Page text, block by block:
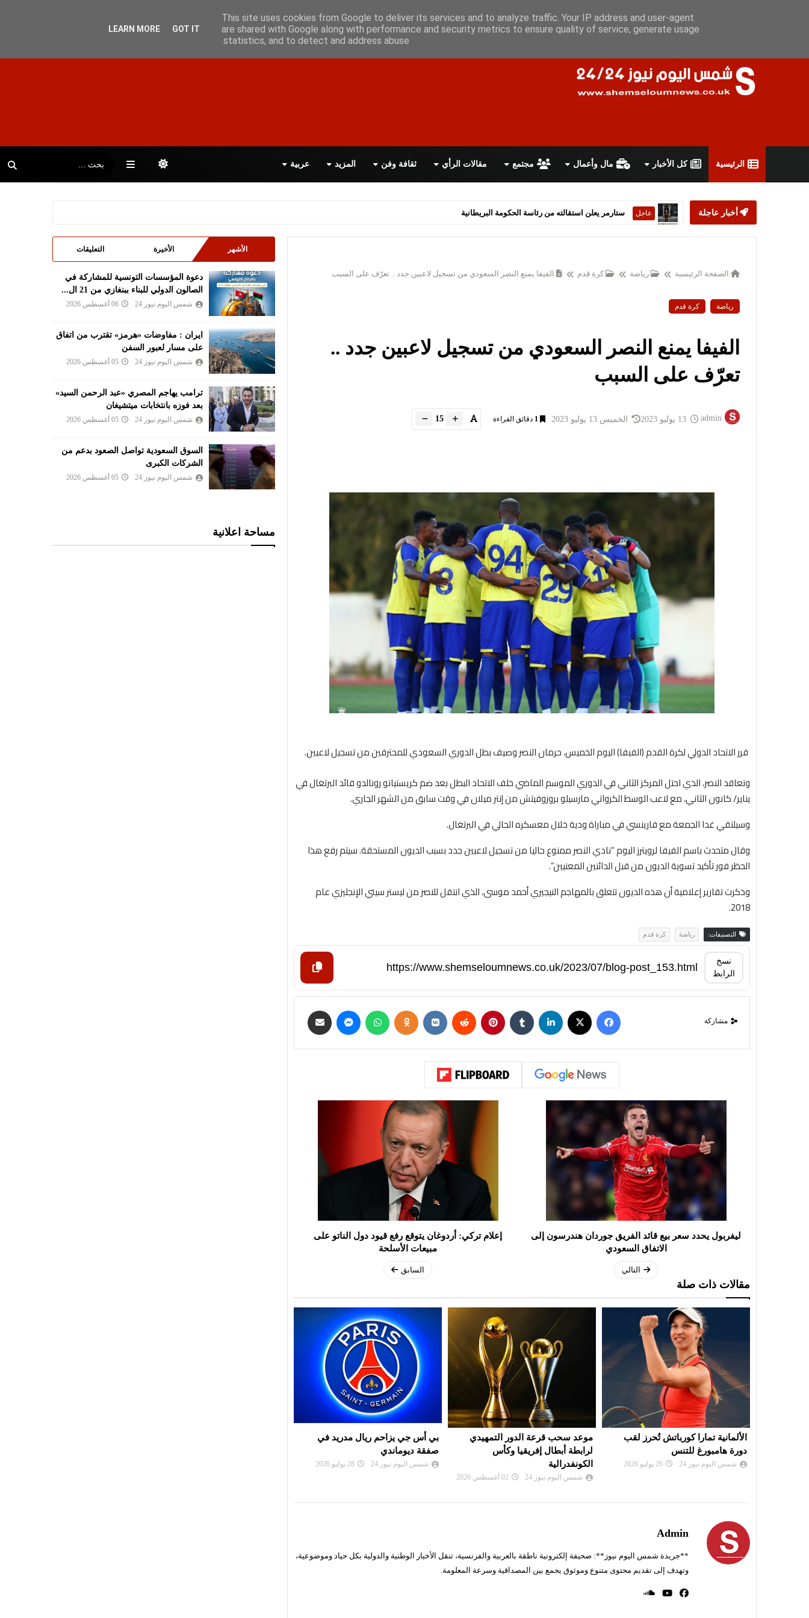
سياسة الخصوصية اتفاقية الاستخدام أعلن معانا اتصل بنا اقرأ الصحيفة PDF
الرئيسية كل الأخبار مال وأعمال مجتمع مقالات الرأي ثقافة وفن المزيد عربية
أخبار عاجلة الشرق الاوسط أمريكا وإيران تتوصلان لاتفاق سلام شامل
الصفحة الرئيسية رياضة كرة قدم الفيفا يمنع النصر السعودي من تسجيل لاعبين جدد .. تعرّف على السبب
رياضة كرة قدم
الفيفا يمنع النصر السعودي من تسجيل لاعبين جدد ..
تعرّف على السبب
admin الخميس 13 يوليو 2023 1 دقائق القراءة 15
قرر الاتحاد الدولي لكرة القدم (الفيفا) اليوم الخميس، حرمان النصر وصيف بطل الدوري السعودي للمحترفين من تسجيل لاعبين.
وتعاقد النصر، الذي احتل المركز الثاني في الدوري الموسم الماضي خلف الاتحاد البطل بعد ضم كريستيانو رونالدو قائد البرتغال في
يناير/ كانون الثاني، مع لاعب الوسط الكرواتي مارسيلو بروزوفيتش من إنتر ميلان في وقت سابق من الشهر الجاري.
وسيلتقي غدا الجمعة مع فارينسي في مباراة ودية خلال معسكره الحالي في البرتغال.
وقال متحدث باسم الفيفا لرويترز اليوم “نادي النصر ممنوع حاليا من تسجيل لاعبين جدد بسبب الديون المستحقة. سيتم رفع هذا
الحظر فور تأكيد تسوية الديون من قبل الدائنين المعنيين”.
وذكرت تقارير إعلامية أن هذه الديون تتعلق بالمهاجم النيجيري أحمد موسى، الذي انتقل للنصر من ليستر سيتي الإنجليزي عام
2018.
التصنيفات: رياضة كرة قدم
نسخ
الرابط
مشاركة
ليفربول يحدد سعر بيع قائد الفريق جوردان هندرسون إلى
الاتفاق السعودي
التالي
إعلام تركي: أردوغان يتوقع رفع قيود دول الناتو على
مبيعات الأسلحة
السابق
مقالات ذات صلة
موعد سحب قرعة الدور التمهيدي
لرابطة أبطال إفريقيا وكأس
الكونفدرالية
بي أس جي يزاحم ريال مدريد في
صفقة ديوماندي
شمس اليوم نيوز 24
الألمانية تمارا كورباتش تُحرز لقب
دورة هامبورغ للتنس
شمس اليوم نيوز 24 26 يوليو 2026
Admin
**جريدة شمس اليوم نيوز**: صحيفة إلكترونية ناطقة بالعربية والفرنسية، تنقل الأخبار الوطنية والدولية بكل حياد وموضوعية،
وتهدف إلى تقديم محتوى متنوع وموثوق يجمع بين المصداقية وسرعة المعلومة.
الأشهر الأخيرة التعليقات
دعوة المؤسسات التونسية للمشاركة في
الصالون الدولي للبناء ببنغازي من 21 ال...
شمس اليوم نيوز 24 06 أغسطس 2026
ايران : مفاوضات «هرمز» تقترب من اتفاق
على مسار لعبور السفن
شمس اليوم نيوز 24 05 أغسطس 2026
ترامب يهاجم المصري «عبد الرحمن السيد»
بعد فوزه بانتخابات ميتشيغان
شمس اليوم نيوز 24 05 أغسطس 2026
السوق السعودية تواصل الصعود بدعم من
الشركات الكبرى
شمس اليوم نيوز 24 05 أغسطس 2026
مساحة اعلانية
This site uses cookies from Google to deliver its services and to analyze traffic. Your IP address and user-agent
are shared with Google along with performance and security metrics to ensure quality of service, generate usage
statistics, and to detect and address abuse.
LEARN MORE GOT IT